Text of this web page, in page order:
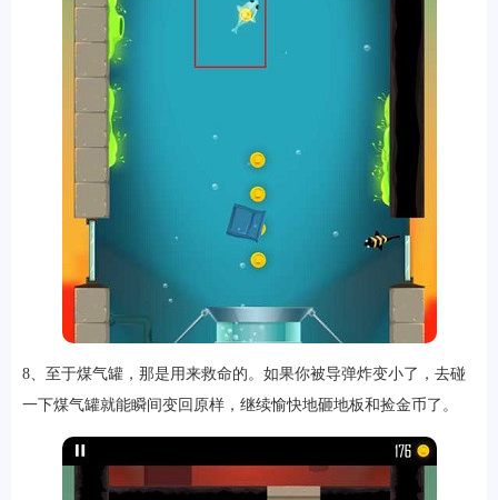
8、至于煤气罐，那是用来救命的。如果你被导弹炸变小了，去碰
一下煤气罐就能瞬间变回原样，继续愉快地砸地板和捡金币了。